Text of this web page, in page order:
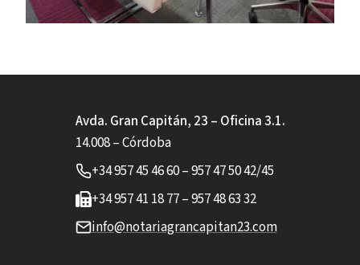
Avda. Gran Capitán, 23 – Oficina 3.1.
14.008 – Córdoba
+34 957 45 46 60 – 957 47 50 42/45
+34 957 41 18 77 – 957 48 63 32
info@notariagrancapitan23.com